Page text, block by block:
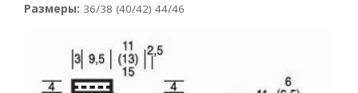
Размеры: 36/38 (40/42) 44/46